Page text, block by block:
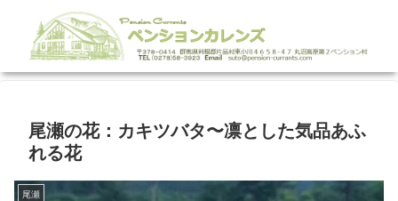
尾瀬の花：カキツバタ〜凛とした気品あふ
れる花
尾瀬